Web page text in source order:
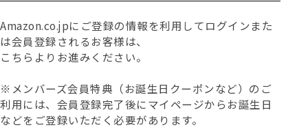
Amazon.co.jpにご登録の情報を利用してログインまた
は会員登録されるお客様は、
こちらよりお進みください。
※メンバーズ会員特典（お誕生日クーポンなど）のご
利用には、会員登録完了後にマイページからお誕生日
などをご登録いただく必要があります。